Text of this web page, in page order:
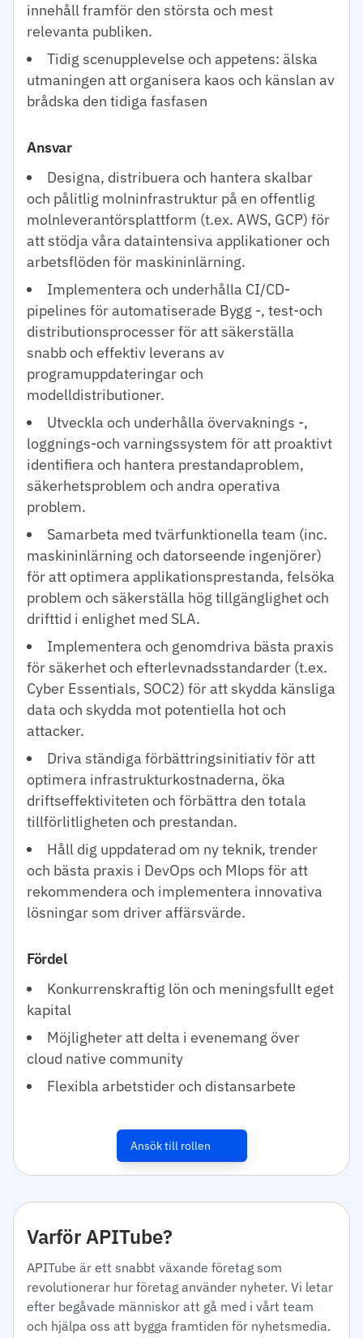
innehåll framför den största och mest
relevanta publiken.
Tidig scenupplevelse och appetens: älska
utmaningen att organisera kaos och känslan av
brådska den tidiga fasfasen
Ansvar
Designa, distribuera och hantera skalbar
och pålitlig molninfrastruktur på en offentlig
molnleverantörsplattform (t.ex. AWS, GCP) för
att stödja våra dataintensiva applikationer och
arbetsflöden för maskininlärning.
Implementera och underhålla CI/CD-
pipelines för automatiserade Bygg -, test-och
distributionsprocesser för att säkerställa
snabb och effektiv leverans av
programuppdateringar och
modelldistributioner.
Utveckla och underhålla övervaknings -,
loggnings-och varningssystem för att proaktivt
identifiera och hantera prestandaproblem,
säkerhetsproblem och andra operativa
problem.
Samarbeta med tvärfunktionella team (inc.
maskininlärning och datorseende ingenjörer)
för att optimera applikationsprestanda, felsöka
problem och säkerställa hög tillgänglighet och
drifttid i enlighet med SLA.
Implementera och genomdriva bästa praxis
för säkerhet och efterlevnadsstandarder (t.ex.
Cyber Essentials, SOC2) för att skydda känsliga
data och skydda mot potentiella hot och
attacker.
Driva ständiga förbättringsinitiativ för att
optimera infrastrukturkostnaderna, öka
driftseffektiviteten och förbättra den totala
tillförlitligheten och prestandan.
Håll dig uppdaterad om ny teknik, trender
och bästa praxis i DevOps och Mlops för att
rekommendera och implementera innovativa
lösningar som driver affärsvärde.
Fördel
Konkurrenskraftig lön och meningsfullt eget
kapital
Möjligheter att delta i evenemang över
cloud native community
Flexibla arbetstider och distansarbete
Ansök till rollen
Varför APITube?
APITube är ett snabbt växande företag som
revolutionerar hur företag använder nyheter. Vi letar
efter begåvade människor att gå med i vårt team
och hjälpa oss att bygga framtiden för nyhetsmedia.